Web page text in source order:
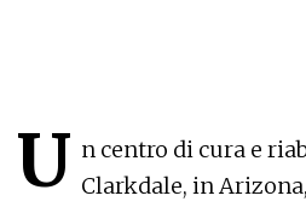
U n centro di cura e
Clarkdale, in